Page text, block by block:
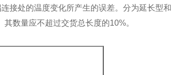
接处的温度变化所产生的误差。分为延长型和
数量应不超过交货总长度的10%。